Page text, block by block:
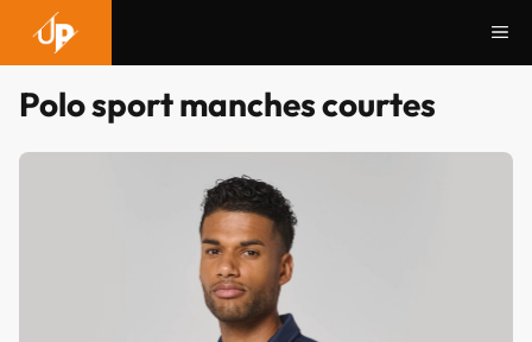
contenu
Polo sport manches courtes